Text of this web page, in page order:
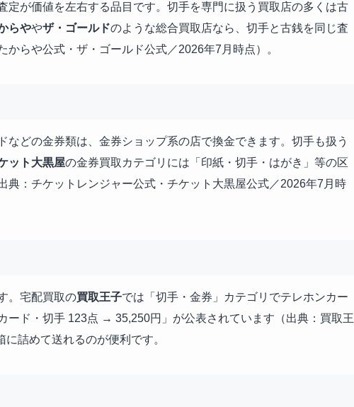
定が価値を左右する品目です。切手を専門に扱う買取店の多くは古
らややザ・ゴールドのような総合買取店なら、切手と古銭を同じ査
らや公式・ザ・ゴールド公式／2026年7月時点）。
などの金券類は、金券ショップ系の店で換金できます。切手も扱う
ット大黒屋の金券買取カテゴリには「印紙・切手・はがき」等の区
典：チケットレンジャー公式・チケット大黒屋公式／2026年7月時
。宅配買取の買取王子では「切手・金券」カテゴリでテレホンカー
ード・切手 123点 → 35,250円」が公表されています（出典：買取王
詰めて送れるのが便利です。